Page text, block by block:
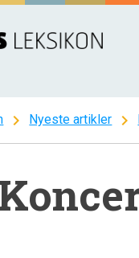
chevron_right Nyeste artikler chevron_right